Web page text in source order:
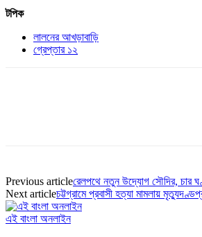
টপিক
লালনের আখড়াবাড়ি
গ্রেপ্তার ১২
Previous articleরেলপথে নতুন উদ্যোগ সৌদির, চার
Next articleচট্টগ্রামে প্রবাসী হত্যা মামলায়
এই বাংলা অনলাইন